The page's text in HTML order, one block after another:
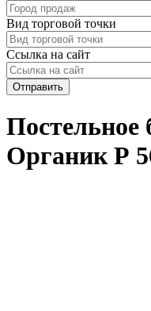
Вид торговой точки
Ссылка на сайт
Отправить
Постельное
Органик Р